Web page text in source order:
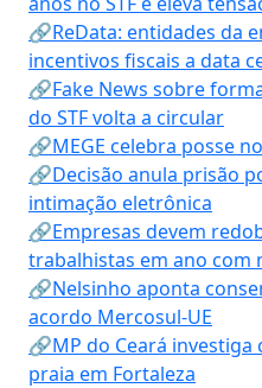
🔗ReData: entidades da
incentivos fiscais a data
🔗Fake News sobre
do STF volta a circular
🔗MEGE celebra posse
🔗Decisão anula prisão
intimação eletrônica
🔗Empresas devem
trabalhistas em ano com
🔗Nelsinho aponta
acordo Mercosul-UE
🔗MP do Ceará investiga
praia em Fortaleza